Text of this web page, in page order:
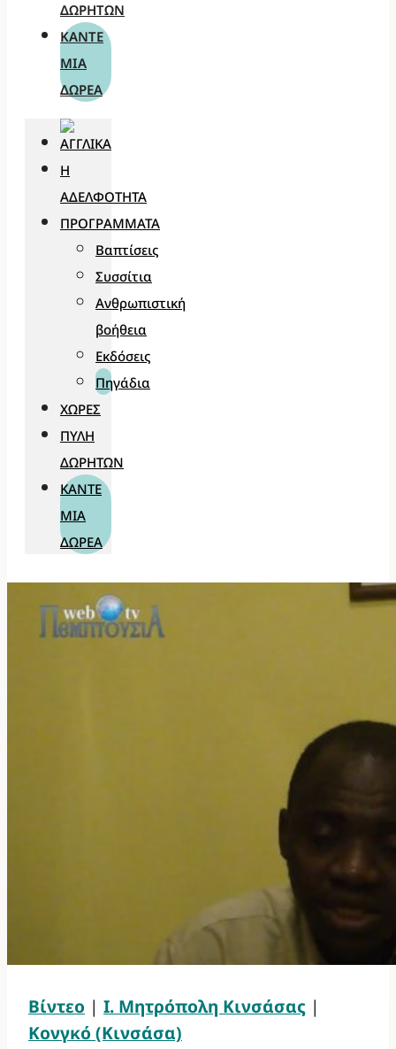
ΔΩΡΗΤΏΝ
ΚΆΝΤΕ
ΜΊΑ
ΔΩΡΕΆ
Η
ΑΔΕΛΦΌΤΗΤΑ
ΠΡΟΓΡΆΜΜΑΤΑ
Βαπτίσεις
Συσσίτια
Ανθρωπιστική
βοήθεια
Εκδόσεις
Πηγάδια
ΧΏΡΕΣ
ΠΎΛΗ
ΔΩΡΗΤΏΝ
ΚΆΝΤΕ
ΜΊΑ
ΔΩΡΕΆ
Βίντεο | Ι. Μητρόπολη Κινσάσας |
Κονγκό (Κινσάσα)